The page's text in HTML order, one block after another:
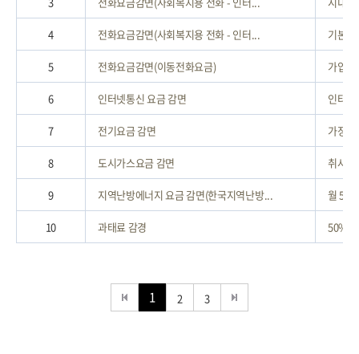
4 전화요금감면(사회복지용 전화 - 인터... 기본
5 전화요금감면(이동전화요금) 가입
6 인터넷통신 요금 감면 인터
7 전기요금 감면 가정
8 도시가스요금 감면 취사ㆍ
9 지역난방에너지 요금 감면(한국지역난방... 월 5천
10 과태료 감경 50%
1 2 3